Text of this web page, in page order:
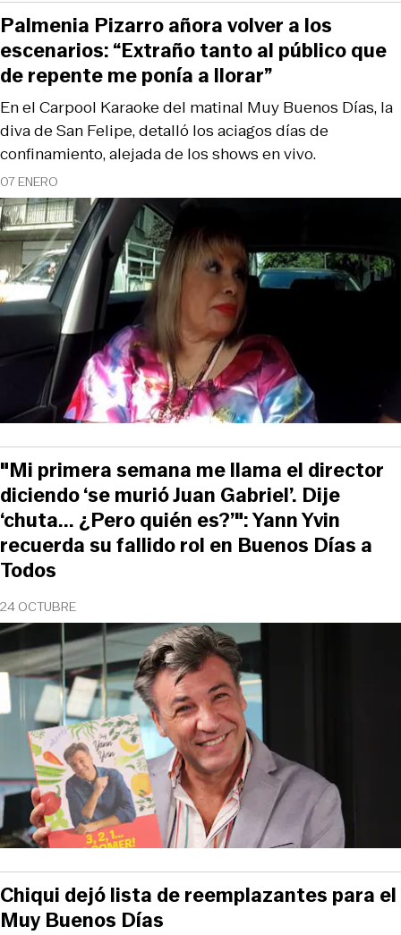
07 ENERO
En el Carpool Karaoke del matinal Muy Buenos Días, la
diva de San Felipe, detalló los aciagos días de
confinamiento, alejada de los shows en vivo.
Palmenia Pizarro añora volver a los
escenarios: “Extraño tanto al público que
de repente me ponía a llorar”
24 OCTUBRE
"Mi primera semana me llama el director
diciendo ‘se murió Juan Gabriel’. Dije
‘chuta... ¿Pero quién es?’": Yann Yvin
recuerda su fallido rol en Buenos Días a
Todos
Chiqui dejó lista de reemplazantes para el
Muy Buenos Días